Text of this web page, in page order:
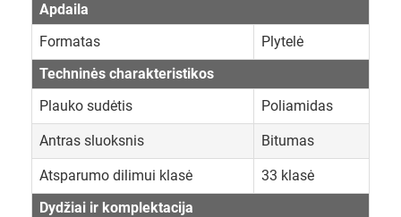
Apdaila
Formatas
Plytelė
Techninės charakteristikos
Plauko sudėtis
Poliamidas
Antras sluoksnis Bitumas
Atsparumo dilimui klasė
33 klasė
Dydžiai ir komplektacija